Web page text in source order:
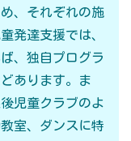
、それぞれの施
発達支援では、
、独自プログラ
あります。ま
児童クラブのよ
室、ダンスに特